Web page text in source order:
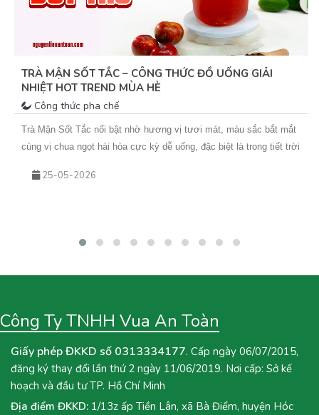
TRÀ MẬN SỐT TẮC – CÔNG THỨC ĐỒ UỐNG GIẢI
NHIỆT HOT TREND MÙA HÈ
Công thức pha chế
Trà Mận Sốt Tắc nổi bật nhờ hương vị tươi mát, màu sắc bắt mắt
cùng vị chua ngọt hài hòa cực kỳ dễ uống, đặc biệt là trong tiết trời
đậm vị và sốt tắc chua thanh giúp món nước này không chỉ giải
Toàn khám phá ngay công thức Trà Mận Sốt Tắc dưới đây nhé!
25-05-2026
Công Ty TNHH Vua An Toàn
Giấy phép ĐKKD số 0313334177. Cấp ngày 06/07/2015,
đăng ký thay đổi lần thứ 2 ngày 11/06/2019. Nơi cấp: Sở kế
hoạch và đầu tư TP. Hồ Chí Minh
Địa điểm ĐKKD: 1/13z ấp Tiền Lân, xã Bà Điểm, huyện Hóc